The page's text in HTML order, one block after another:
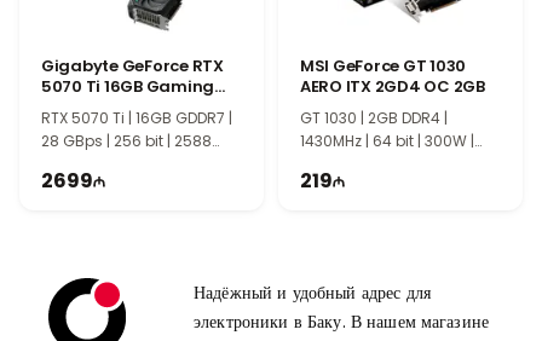
Gigabyte GeForce RTX
5070 Ti 16GB Gaming
OC
RTX 5070 Ti | 16GB GDDR7 |
28 GBps | 256 bit | 2588
2699
MSI GeForce GT 1030
AERO ITX 2GD4 OC 2GB
GT 1030 | 2GB DDR4 |
1430MHz | 64 bit | 300W |
219
Надёжный и удобный адрес для
электроники в Баку. В нашем магазине